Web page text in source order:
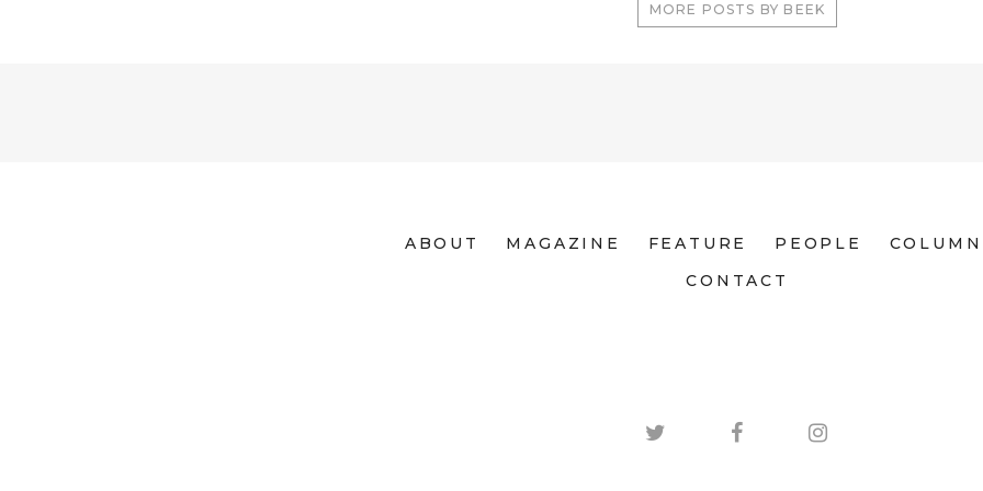
MORE POSTS BY BEEK
ABOUT MAGAZINE FEATURE PEOPLE
COLUMN
CONTACT